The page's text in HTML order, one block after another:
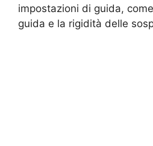
impostazioni di guida,
guida e la rigidità delle